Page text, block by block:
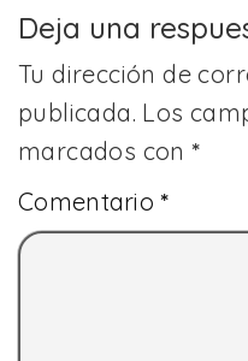
Deja una
Tu dirección de
publicada. Los
marcados con*
Comentario*